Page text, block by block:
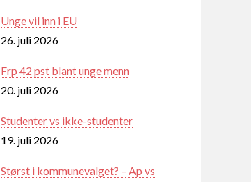
Unge vil inn i EU
26. juli 2026
Frp 42 pst blant unge menn
20. juli 2026
Studenter vs ikke-studenter
19. juli 2026
Størst i kommunevalget? – Ap vs